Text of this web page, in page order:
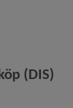
(DIS)